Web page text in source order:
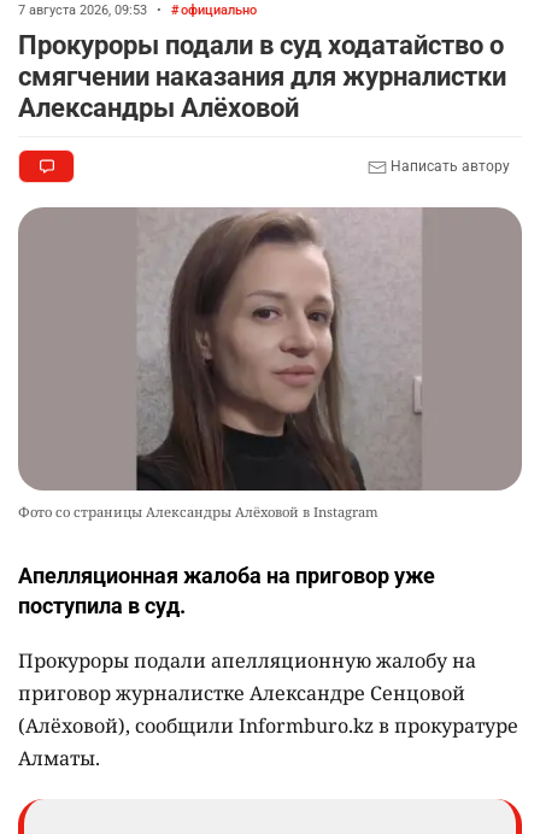
7 августа 2026, 09:53 • официально
Прокуроры подали в суд ходатайство о
смягчении наказания для журналистки
Александры Алёховой
Написать автору
Фото со страницы Александры Алёховой в Instagram
Апелляционная жалоба на приговор уже
поступила в суд.
Прокуроры подали апелляционную жалобу на
приговор журналистке Александре Сенцовой
(Алёховой), сообщили Informburo.kz в прокуратуре
Алматы.